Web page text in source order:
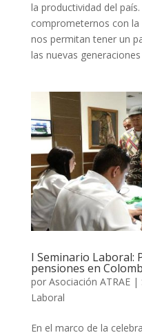
la productividad del
comprometernos con la
nos permitan tener un
las nuevas generaciones
I Seminario Laboral:
pensiones en
por Asociación ATRAE|
Laboral
En el marco de la